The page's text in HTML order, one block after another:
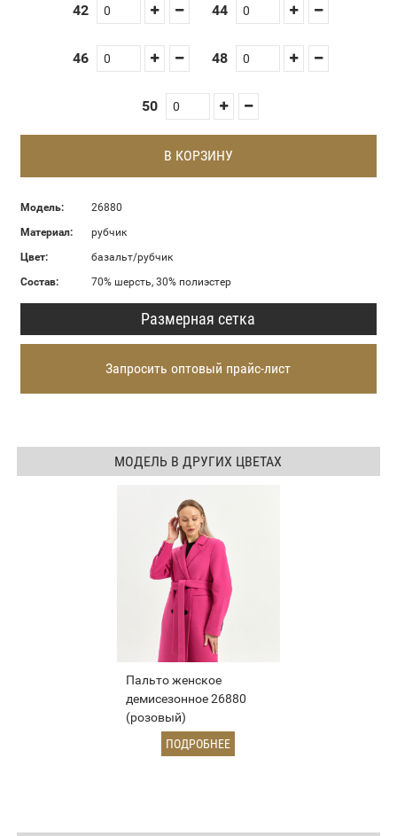
42 44
46 48
50
В КОРЗИНУ
Модель:
26880
Материал:
рубчик
Цвет:
базальт/рубчик
Состав:
70% шерсть, 30% полиэстер
Размерная сетка
Запросить оптовый прайс-лист
МОДЕЛЬ В ДРУГИХ ЦВЕТАХ
Пальто женское
демисезонное 26880
(розовый)
ПОДРОБНЕЕ